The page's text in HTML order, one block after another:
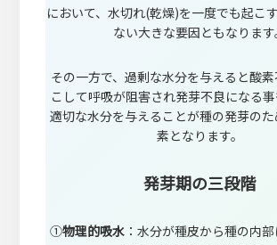
において、水切れ(乾燥)を一度でも起こ
ない大きな要因ともなります
その一方で、過剰な水分を与えると酸
こして呼吸が阻害され発芽不良になる事
適切な水分を与えることが種の発芽の
素となります。
発芽期の三段階
①物理的吸水 ：水分が種皮から種の内